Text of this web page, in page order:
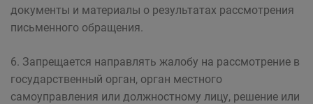
документы и материалы о результатах рассмотрения
письменного обращения.
6. Запрещается направлять жалобу на рассмотрение в
государственный орган, орган местного
самоуправления или должностному лицу, решение или